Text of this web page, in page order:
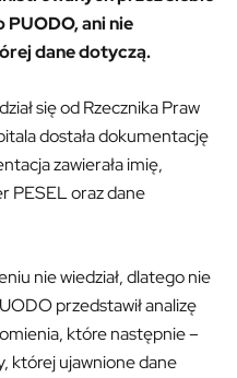
PUODO, ani nie
dane dotyczą.
się od Rzecznika Praw
dostała dokumentację
zawierała imię,
PESEL oraz dane
nie wiedział, dlatego nie
przedstawił analizę
które następnie –
której ujawnione dane